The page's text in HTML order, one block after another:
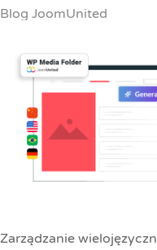
Blog JoomUnited
Zarządzanie